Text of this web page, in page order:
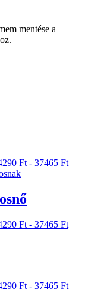
mentése a
Ft - 37465 Ft
Ft - 37465 Ft
Ft - 37465 Ft